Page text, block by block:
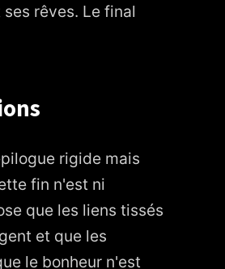
rêves. Le final
rigide mais
fin n'est ni
que les liens tissés
et que les
le bonheur n'est